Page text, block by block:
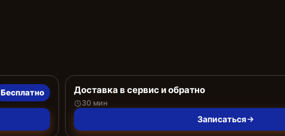
Бесплатно Доставка в сервис и обратно
30 мин
Записаться